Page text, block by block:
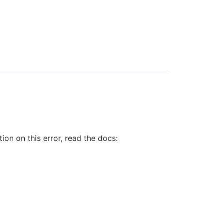
on this error, read the docs: